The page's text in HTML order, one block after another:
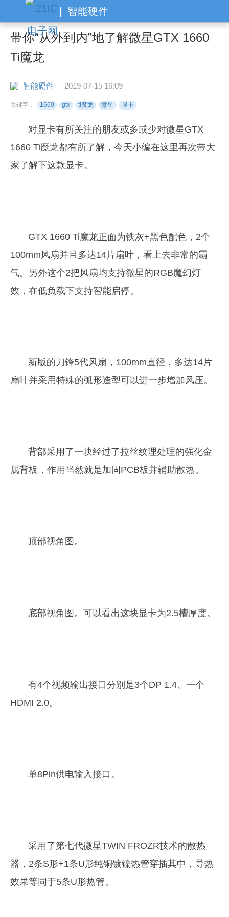
智能硬件
带你“从外到内”地了解微星GTX 1660
Ti魔龙
智能硬件 2019-07-15 16:09
关键字： 1660 gtx ti魔龙 微星 显卡
对显卡有所关注的朋友或多或少对微星GTX
1660 Ti魔龙都有所了解，今天小编在这里再次带大
家了解下这款显卡。
GTX 1660 Ti魔龙正面为铁灰+黑色配色，2个
100mm风扇并且多达14片扇叶，看上去非常的霸
气。另外这个2把风扇均支持微星的RGB魔幻灯
效，在低负载下支持智能启停。
新版的刀锋5代风扇，100mm直径，多达14片
扇叶并采用特殊的弧形造型可以进一步增加风压。
背部采用了一块经过了拉丝纹理处理的强化金
属背板，作用当然就是加固PCB板并辅助散热。
顶部视角图。
底部视角图。可以看出这块显卡为2.5槽厚度。
有4个视频输出接口分别是3个DP 1.4、一个
HDMI 2.0。
单8Pin供电输入接口。
采用了第七代微星TWIN FROZR技术的散热
器，2条S形+1条U形纯铜镀镍热管穿插其中，导热
效果等同于5条U形热管。